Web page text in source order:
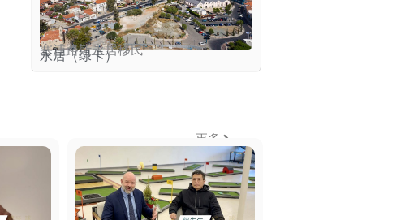
塞浦路斯永居移民
永居（绿卡）
更多